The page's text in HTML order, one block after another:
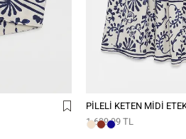
PILELI KETEN MIDI
1.699,99 TL